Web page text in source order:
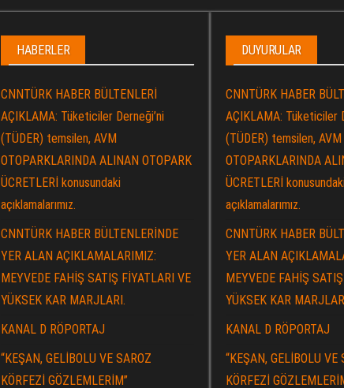
HABERLER
CNNTÜRK HABER BÜLTENLERİ
AÇIKLAMA: Tüketiciler Derneği’ni
(TÜDER) temsilen, AVM
OTOPARKLARINDA ALINAN OTOPARK
ÜCRETLERİ konusundaki
açıklamalarımız.
CNNTÜRK HABER BÜLTENLERİNDE
YER ALAN AÇIKLAMALARIMIZ:
MEYVEDE FAHİŞ SATIŞ FİYATLARI VE
YÜKSEK KAR MARJLARI.
KANAL D RÖPORTAJ
“KEŞAN, GELİBOLU VE SAROZ
KÖRFEZİ GÖZLEMLERİM”
DUYURULAR
CNNTÜRK HABER
AÇIKLAMA: Tüketiciler
(TÜDER) temsilen, AVM
OTOPARKLARINDA
ÜCRETLERİ konusundaki
açıklamalarımız.
CNNTÜRK HABER
YER ALAN
MEYVEDE FAHİŞ
YÜKSEK KAR
KANAL D RÖPORTAJ
“KEŞAN, GELİBOLU VE
KÖRFEZİ